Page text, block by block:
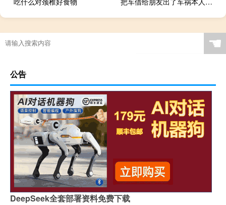
☚
公告
DeepSeek全套部署资料免费下载